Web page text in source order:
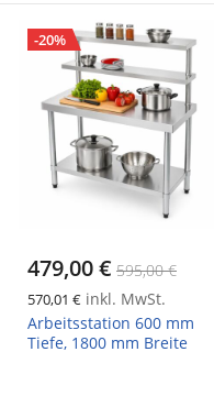
-20%
479,00 € 595,00 €
570,01 € inkl. MwSt.
Arbeitsstation 600 mm
Tiefe, 1800 mm Breite